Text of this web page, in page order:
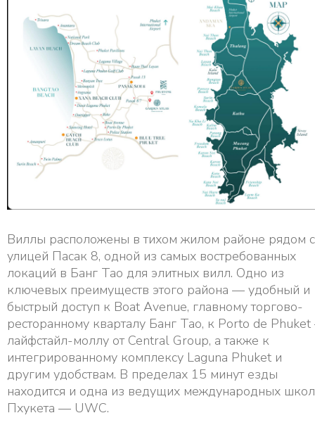
Виллы расположены в тихом жилом районе рядом с
улицей Пасак 8, одной из самых востребованных
локаций в Банг Тао для элитных вилл. Одно из
ключевых преимуществ этого района — удобный и
быстрый доступ к Boat Avenue, главному торгово-
ресторанному кварталу Банг Тао, к Porto de
лайфстайл-моллу от Central Group, а также к
интегрированному комплексу Laguna Phuket и
другим удобствам. В пределах 15 минут езды
находится и одна из ведущих международных школ
Пхукета — UWC.